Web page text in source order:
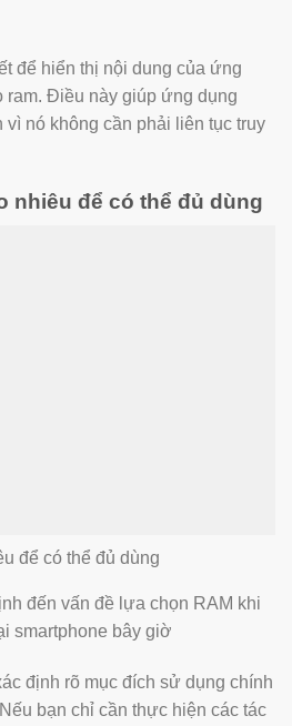
để hiển thị nội dung của ứng
ram. Điều này giúp ứng dụng
nó không cần phải liên tục truy
nhiêu để có thể đủ dùng
để có thể đủ dùng
đến vấn đề lựa chọn RAM khi
smartphone bây giờ
định rõ mục đích sử dụng chính
bạn chỉ cần thực hiện các tác